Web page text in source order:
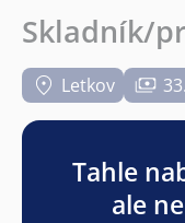
Skladník/
Letkov
Tahle
ale